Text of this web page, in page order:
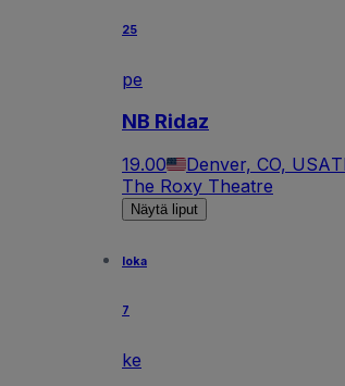
25
pe
NB Ridaz
19.00 Denver, CO, USA
The Roxy Theatre
Näytä liput
loka
7
ke